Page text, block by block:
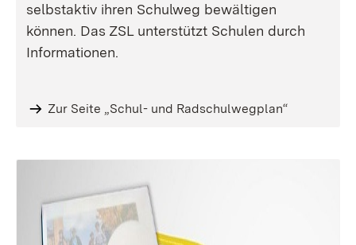
selbstaktiv ihren Schulweg bewältigen
können. Das ZSL unterstützt Schulen durch
Informationen.
Zur Seite „Schul- und Radschulwegplan“